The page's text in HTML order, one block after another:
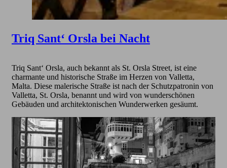
Triq Sant‘ Orsla bei Nacht
Triq Sant‘ Orsla, auch bekannt als St. Orsla Street, ist eine
charmante und historische Straße im Herzen von Valletta,
Malta. Diese malerische Straße ist nach der Schutzpatronin von
Valletta, St. Orsla, benannt und wird von wunderschönen
Gebäuden und architektonischen Wunderwerken gesäumt.